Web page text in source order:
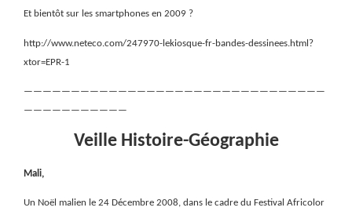
Et bientôt sur les smartphones en 2009 ?
http://www.neteco.com/247970-lekiosque-fr-bandes-dessinees.html?
xtor=EPR-1
————————————————————————————————
———————————
Veille Histoire-Géographie
Mali,
Un Noël malien le 24 Décembre 2008, dans le cadre du Festival Africolor